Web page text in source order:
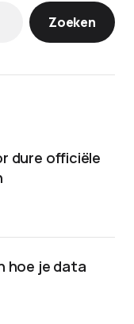
Zoeken
dure officiële
hoe je data